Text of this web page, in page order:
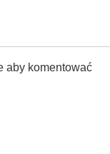
aby komentować